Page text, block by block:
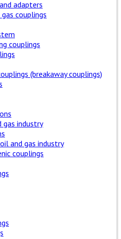
adapters
gas couplings
couplings
(breakaway couplings)
gas industry
and gas industry
couplings